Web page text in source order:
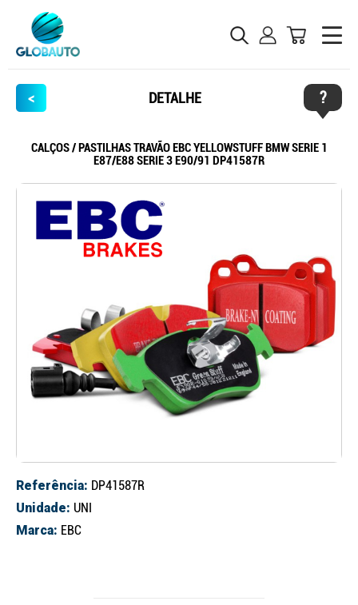
< DETALHE ?
CALÇOS / PASTILHAS TRAVÃO EBC YELLOWSTUFF BMW SERIE 1
E87/E88 SERIE 3 E90/91 DP41587R
Referência: DP41587R
Unidade: UNI
Marca: EBC